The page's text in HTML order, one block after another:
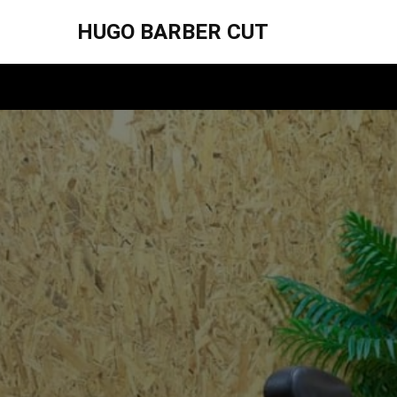
HUGO BARBER CUT